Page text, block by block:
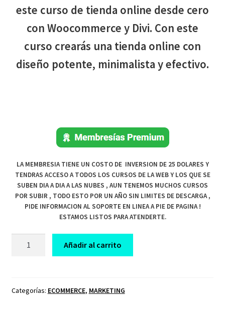
$ 39,00.$ 7,00.
este curso de tienda online desde cero
con Woocommerce y Divi. Con este
curso crearás una tienda online con
diseño potente, minimalista y efectivo.
LA MEMBRESIA TIENE UN COSTO DE INVERSION DE 25 DOLARES Y
TENDRAS ACCESO A TODOS LOS CURSOS DE LA WEB Y LOS QUE SE
SUBEN DIA A DIA A LAS NUBES , AUN TENEMOS MUCHOS CURSOS
POR SUBIR , TODO ESTO POR UN AÑO SIN LIMITES DE DESCARGA ,
PIDE INFORMACION AL SOPORTE EN LINEA A PIE DE PAGINA !
ESTAMOS LISTOS PARA ATENDERTE.
CON
Añadir al carrito
Categorías: ECOMMERCE, MARKETING